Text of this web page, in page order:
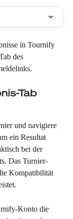
in Tournify
des
Tab
und navigiere
ein Resultat
bei der
Das Turnier-
Kompatibilität
Konto die